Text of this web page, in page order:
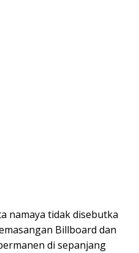
namaya tidak disebutka
Billboard dan
di sepanjang